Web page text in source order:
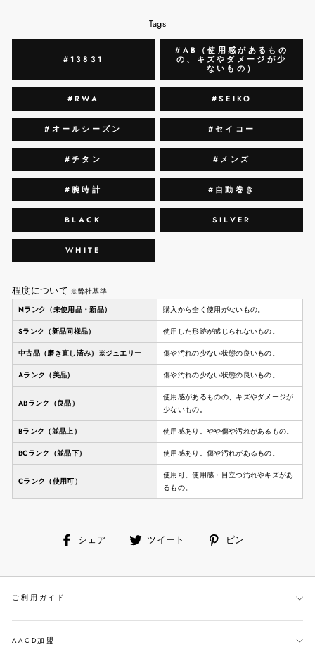
Tags
#13831
#AB（使用感があるもの
の、キズやダメージが少
ないもの）
#RWA #SEIKO
#オールシーズン #セイコー
#チタン #メンズ
#腕時計 #自動巻き
BLACK SILVER
WHITE
程度について ※弊社基準
Nランク（未使用品・新品）
購入から全く使用がないもの。
Sランク（新品同様品） 使用した形跡が感じられないもの。
中古品（磨き直し済み）※ジュエリー 傷や汚れの少ない状態の良いもの。
Aランク（美品） 傷や汚れの少ない状態の良いもの。
ABランク（良品）
使用感があるものの、キズやダメージが
少ないもの。
Bランク（並品上） 使用感あり。やや傷や汚れがあるもの。
BCランク（並品下） 使用感あり。傷や汚れがあるもの。
Cランク（使用可）
使用可。使用感・目立つ汚れやキズがあ
るもの。
シェア
facebookツイート ピン
ご利用ガイド
AACD加盟